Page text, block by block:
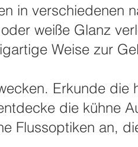
in verschiedenen
weiße Glanz
Weise zur
Erkunde die
die kühne
Flussoptiken an,